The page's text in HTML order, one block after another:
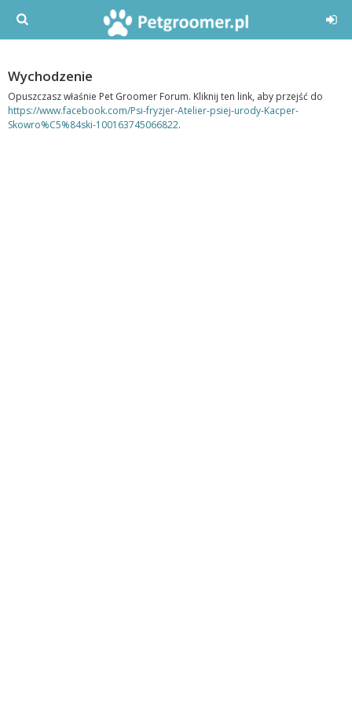
Wychodzenie
Opuszczasz właśnie Pet Groomer Forum. Kliknij ten link, aby przejść do
https://www.facebook.com/Psi-fryzjer-Atelier-psiej-urody-Kacper-
Skowro%C5%84ski-100163745066822.